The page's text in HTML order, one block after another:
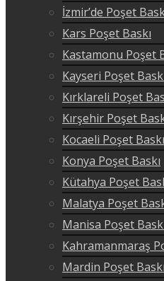
İzmir’de Poşet
Kars Poşet Baskı
Kastamonu Poşet
Kayseri Poşet
Kırklareli Poşet
Kırşehir Poşet
Kocaeli Poşet Baskı
Konya Poşet Baskı
Kütahya Poşet
Malatya Poşet
Manisa Poşet
Kahramanmaraş
Mardin Poşet Baskı